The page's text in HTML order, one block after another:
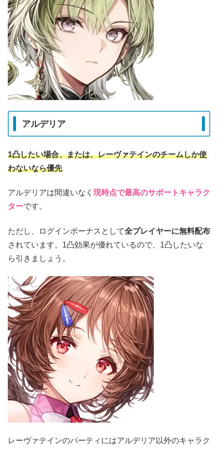
アルデリア
1凸したい場合、または、レーヴァテインのチームしか使
わないなら優先
アルデリアは間違いなく 現時点で最高のサポートキャラク
ターです。
ただし、ログインボーナスとして全プレイヤーに無料配布
されています。1凸効果が優れているので、1凸したいな
ら引きましょう。
レーヴァテインのパーティにはアルデリア以外のキャラク